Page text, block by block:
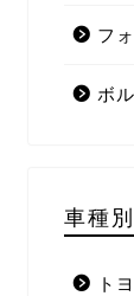
フ
ボ
車種
ト